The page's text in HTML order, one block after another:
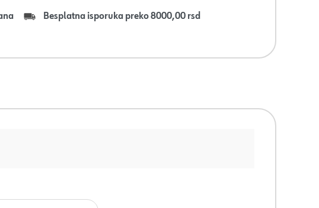
Besplatna isporuka preko 8000,00 rsd